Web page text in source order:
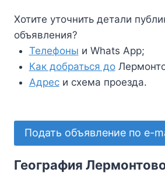
Хотите уточнить детали
объявления?
Телефоны и Whats App;
Как добраться до
Адреси схема проезда.
Подать объявление по e-
География